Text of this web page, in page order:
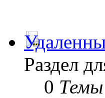
Раздел
0 Темы